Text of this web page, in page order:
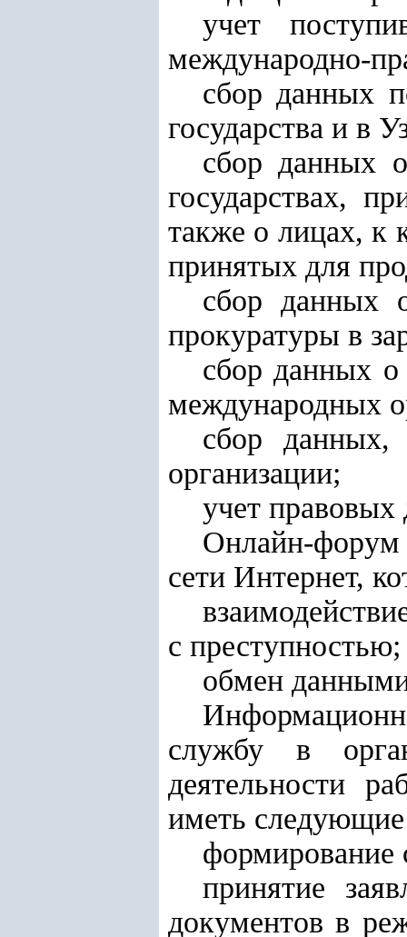
учет
международно-
сбор данных
государства и в
сбор данных
государствах,
также о лицах, к
принятых для
сбор данных
прокуратуры в
сбор данных о
международных
сбор данных,
организации;
учет правовых
Онлайн-форум
сети Интернет,
с преступностью;
обмен
службу в
деятельности
иметь
формирование
принятие
документов в